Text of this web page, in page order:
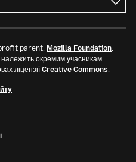
parent, Mozilla Foundation.
окремим учасникам
ліцензіїCreative Commons.